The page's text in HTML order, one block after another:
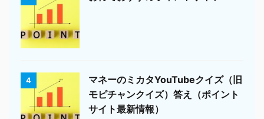
4
マネーのミカタYouTubeクイズ（旧
モピチャンクイズ）答え（ポイント
サイト最新情報）